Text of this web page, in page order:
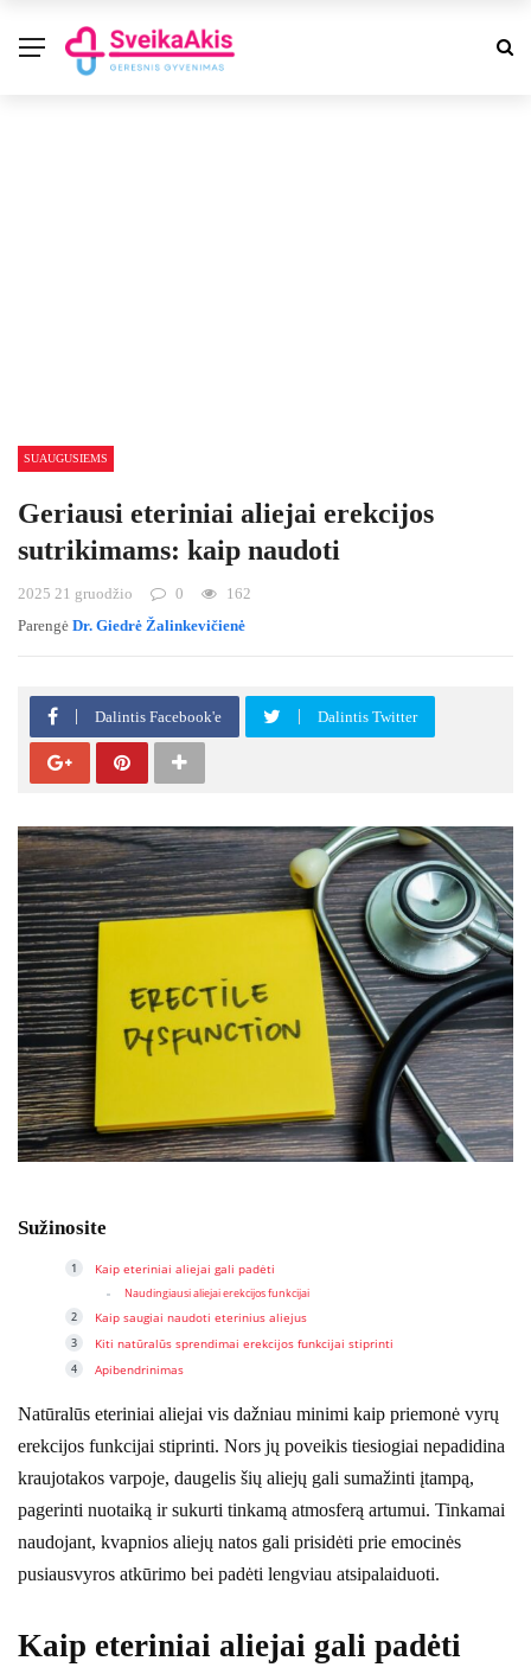
SUAUGUSIEMS
Geriausi eteriniai aliejai erekcijos
sutrikimams: kaip naudoti
2025 21 gruodžio 0
162
Parengė Dr. Giedrė Žalinkevičienė
Dalintis Facebook'e Dalintis Twitter
Sužinosite
Kaip eteriniai aliejai gali padėti
Naudingiausi aliejai erekcijos funkcijai
Kaip saugiai naudoti eterinius aliejus
Kiti natūralūs sprendimai erekcijos funkcijai stiprinti
Apibendrinimas
Natūralūs eteriniai aliejai vis dažniau minimi kaip priemonė vyrų
erekcijos funkcijai stiprinti. Nors jų poveikis tiesiogiai nepadidina
kraujotakos varpoje, daugelis šių aliejų gali sumažinti įtampą,
pagerinti nuotaiką ir sukurti tinkamą atmosferą artumui. Tinkamai
naudojant, kvapnios aliejų natos gali prisidėti prie emocinės
pusiausvyros atkūrimo bei padėti lengviau atsipalaiduoti.
Kaip eteriniai aliejai gali padėti